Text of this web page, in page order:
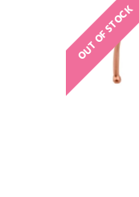
OUT OF STOCK